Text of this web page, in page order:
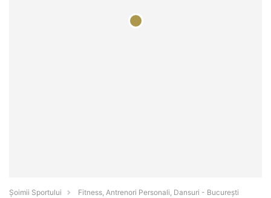
Șoimii Sportului
Fitness, Antrenori Personali, Dansuri - Bucureşti